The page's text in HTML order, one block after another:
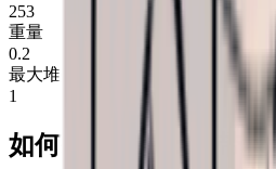
253
重量
0.2
最大堆叠
1
如何获取配方：背带衣